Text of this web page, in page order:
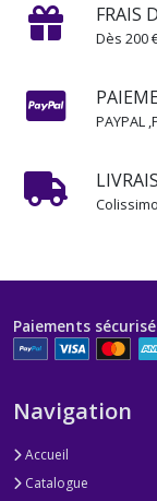
FRAIS
Dès 200
PAYPAL
Paiements
Navigation
Accueil
Catalogue